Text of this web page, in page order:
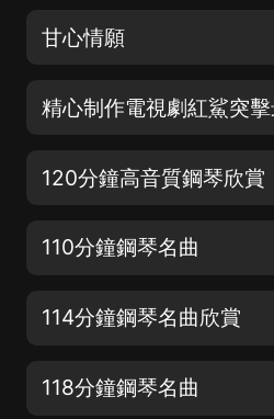
甘心情願
120分鐘高音質鋼琴欣賞
110分鐘鋼琴名曲
114分鐘鋼琴名曲欣賞
118分鐘鋼琴名曲